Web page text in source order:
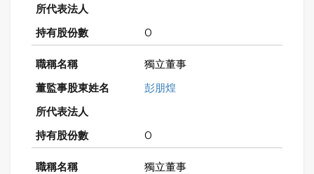
0
獨立董事
彭朋煌
0
獨立董事